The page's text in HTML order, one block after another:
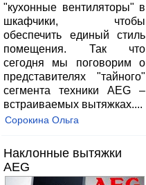
"кухонные вентиляторы" в
шкафчики, чтобы
обеспечить единый стиль
помещения. Так что
сегодня мы поговорим о
представителях "тайного"
сегмента техники AEG –
встраиваемых вытяжках....
Сорокина Ольга
Наклонные вытяжки
AEG